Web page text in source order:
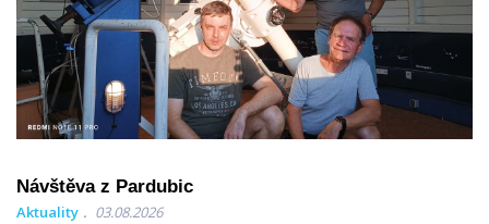
Návštěva z Pardubic
Aktuality 03.08.2026